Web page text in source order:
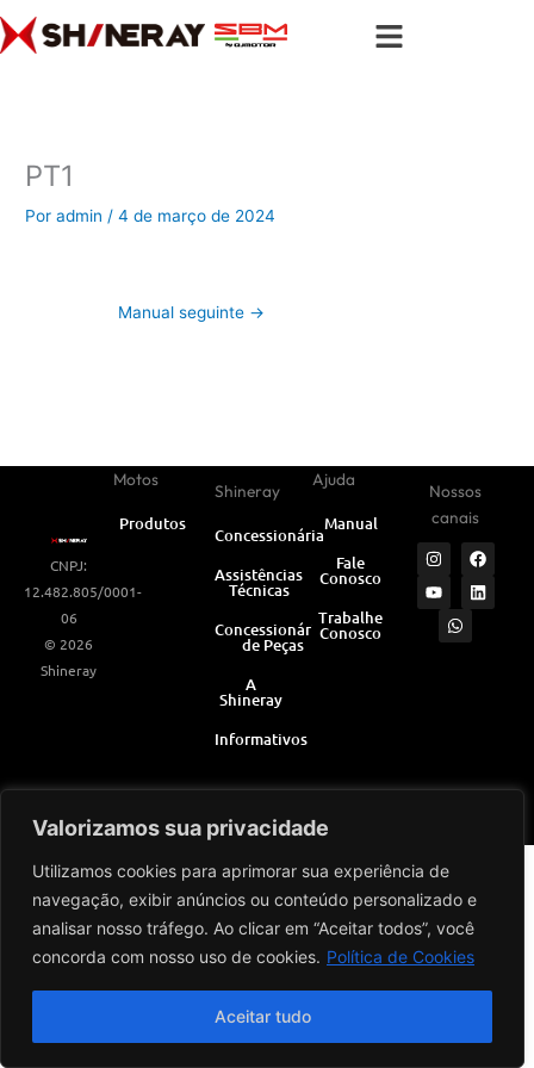
Valorizamos sua privacidade
Utilizamos cookies para aprimorar sua experiência de
navegação, exibir anúncios ou conteúdo personalizado e
analisar nosso tráfego. Ao clicar em “Aceitar todos”, você
concorda com nosso uso de cookies. Política de Cookies
Aceitar tudo
para
PT1
Poradmin/4 de março de 2024
Manual seguinte →
CNPJ:
12.482.805/0001-
06
© 2026
Shineray
Motos
Produtos
Shineray
Concessionárias
Assistências
Técnicas
Concessionárias
de Peças
A
Shineray
Informativos
Ajuda
Manual
Fale
Conosco
Trabalhe
Conosco
Nossos
canais
I
n
s
t
a
F
a
c
e
Y
o
u
t
u
L
i
n
k
W
a
s
a